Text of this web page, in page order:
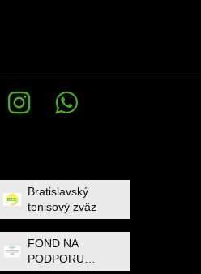
Instagram WhatsApp News
Bratislavský
tenisový zväz
FOND NA
PODPORU